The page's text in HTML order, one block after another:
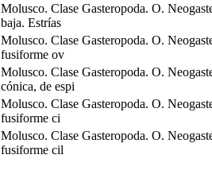
Molusco. Clase Gasteropoda. O.
baja. Estrías
Molusco. Clase Gasteropoda. O.
fusiforme ov
Molusco. Clase Gasteropoda. O.
cónica, de espi
Molusco. Clase Gasteropoda. O.
fusiforme ci
Molusco. Clase Gasteropoda. O.
fusiforme cil